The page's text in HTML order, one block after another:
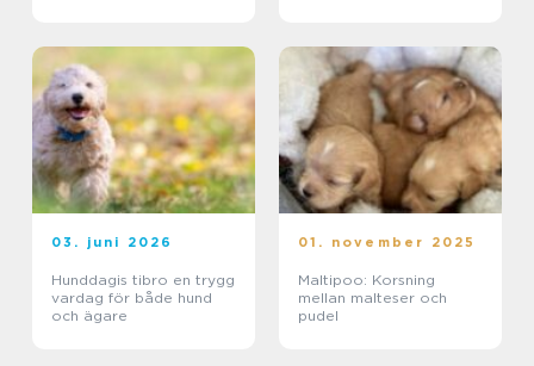
03. juni 2026
Hunddagis tibro en trygg
vardag för både hund
och ägare
01. november 2025
Maltipoo: Korsning
mellan malteser och
pudel